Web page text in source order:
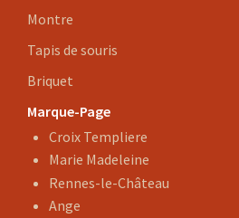
Montre
Tapis de souris
Briquet
Marque-Page
Croix Templiere
Marie Madeleine
Rennes-le-Château
Ange